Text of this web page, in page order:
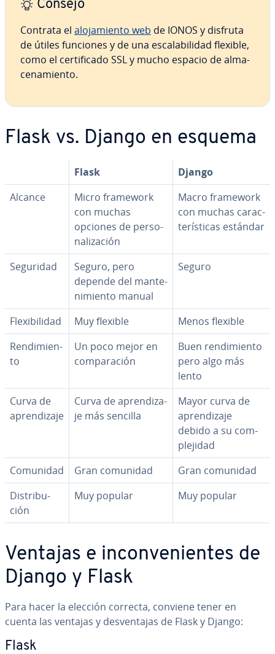
Consejo
Contrata el alo­ja­mie­n­to web de IONOS y disfruta
de útiles funciones y de una es­ca­la­bi­li­dad flexible,
como el ce­r­ti­fi­ca­do SSL y mucho espacio de al­ma­
ce­na­mie­n­to.
Flask vs. Django en esquema
Flask
Django
Alcance
Micro framework
con muchas
opciones de pe­r­so­
na­li­za­ción
Macro framework
con muchas ca­ra­c­
te­rí­s­ti­cas estándar
Seguridad
Seguro, pero
depende del ma­n­te­
ni­mie­n­to manual
Seguro
Fle­xi­bi­li­dad Muy flexible
Menos flexible
Re­n­di­mie­n­
to
Un poco mejor en
co­m­pa­ra­ción
Buen re­n­di­mie­n­to
pero algo más
lento
Curva de
apre­n­di­za­je
Curva de apre­n­di­za­
je más sencilla
Mayor curva de
apre­n­di­za­je
debido a su co­m­
ple­ji­dad
Comunidad
Gran comunidad
Gran comunidad
Di­s­tri­bu­
ción
Muy popular Muy popular
Ventajas e in­co­n­ve­nie­n­tes de
Django y Flask
Para hacer la elección correcta, conviene tener en
cuenta las ventajas y de­s­ve­n­ta­jas de Flask y Django:
Flask